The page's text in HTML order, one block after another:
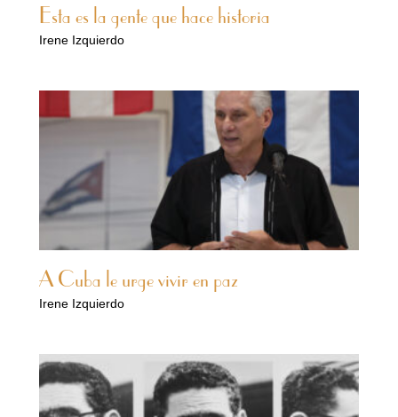
Esta es la gente que hace historia
Irene Izquierdo
A Cuba le urge vivir en paz
Irene Izquierdo